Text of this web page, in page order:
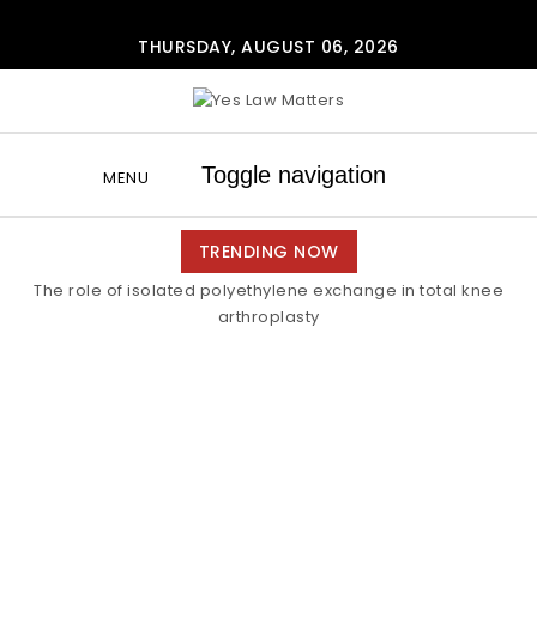
THURSDAY, AUGUST 06, 2026
MENU Toggle navigation
TRENDING NOW
The role of isolated polyethylene exchange in total knee
arthroplasty